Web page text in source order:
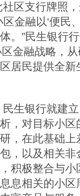
区支行牌照
金融以‘便民
。”民生银行
金融战略，
居民提供全
生银行就建
，对目标小
，在此基础
，以及相关
积极整合与
息相关的小